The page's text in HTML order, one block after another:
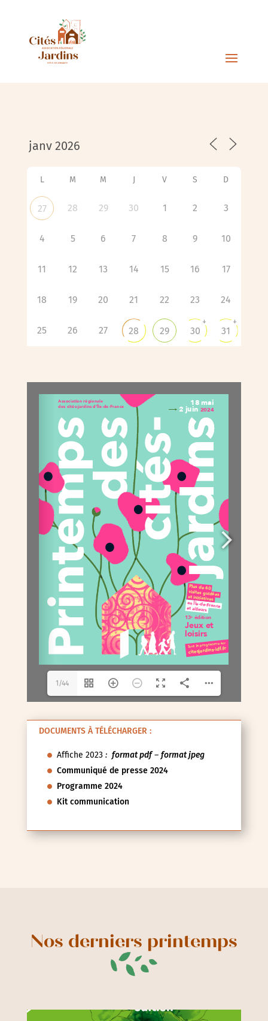
L M M J V S D
27 28 29 30 1 2 3
4 5 6 7 8 9 10
11 12 13 14 15 16 17
18 19 20 21 22 23 24
25 26 27 28 29 30
+
31
+
1/44
DOCUMENTS À TÉLÉCHARGER :
Affiche 2023: format pdf– format jpeg
Communiqué de presse 2024
Programme 2024
Kit communication
Nos derniers printemps